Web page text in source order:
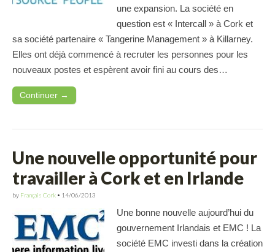
une expansion. La société en
question est « Intercall » à Cork et
sa société partenaire « Tangerine Management » à Killarney.
Elles ont déjà commencé à recruter les personnes pour les
nouveaux postes et espèrent avoir fini au cours des…
Continuer →
Une nouvelle opportunité pour
travailler à Cork et en Irlande
by Français Cork • 14/06/2013
Une bonne nouvelle aujourd’hui du
gouvernement Irlandais et EMC ! La
société EMC investi dans la création